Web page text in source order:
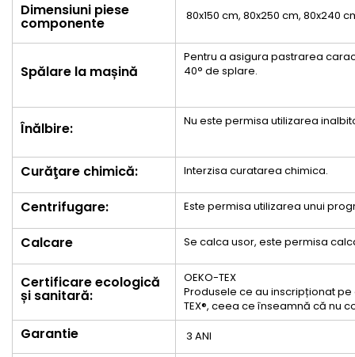
Dimensiuni piese
componente 80x150 cm, 80x250 cm, 80x240
Spălare la mașină
Pentru a asigura pastrarea
40° de splare.
Înălbire: Nu este permisa utilizarea
Curăţare chimică: Interzisa curatarea chimica.
Centrifugare: Este permisa utilizarea unui
Calcare Se calca usor, este permisa
Certificare ecologică
și sanitară:
OEKO-TEX
Produsele ce au inscripționat
TEX®, ceea ce înseamnă că nu
Garantie 3 ANI